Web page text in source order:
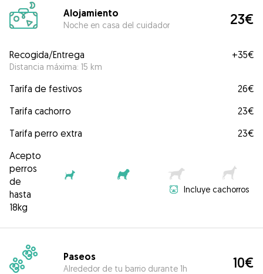
Alojamiento
Noche en casa del cuidador 23€
Recogida/Entrega
Distancia máxima: 15 km
+35€
Tarifa de festivos
26€
Tarifa cachorro
23€
Tarifa perro extra
23€
Acepto
perros
de
hasta
18kg
Incluye cachorros
Paseos
Alrededor de tu barrio durante 1h 10€